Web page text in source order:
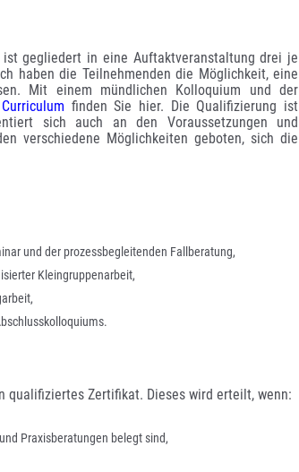
gegliedert in eine Auftaktveranstaltung drei je
haben die Teilnehmenden die Möglichkeit, eine
Mit einem mündlichen Kolloquium und der
Curriculum finden Sie hier. Die Qualifizierung ist
sich auch an den Voraussetzungen und
verschiedene Möglichkeiten geboten, sich die
und der prozessbegleitenden Fallberatung,
Kleingruppenarbeit,
qualifiziertes Zertifikat. Dieses wird erteilt, wenn:
Praxisberatungen belegt sind,